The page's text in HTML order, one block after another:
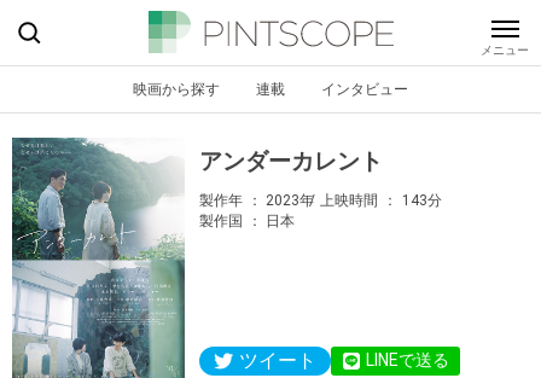
映画から探す 連載 インタビュー
アンダーカレント
製作年 2023年 上映時間
143分
製作国
日本
ツイート LINEで送る